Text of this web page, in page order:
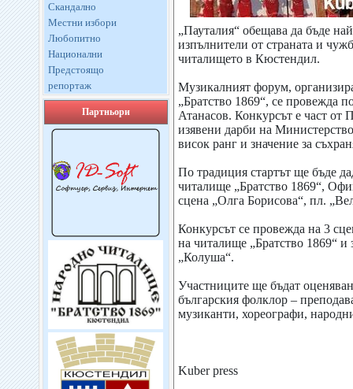
Скандално
Местни избори
Любопитно
Национални
Предстоящо
репортаж
Партньори
„Пауталия“ обещава да бъде
изпълнители от страната и
читалището в Кюстендил.
Музикалният форум,
„Братство 1869“, се провежда
Атанасов. Конкурсът е част от
изявени дарби на
висок ранг и значение за
По традиция стартът ще бъде
читалище „Братство 1869“,
сцена „Олга Борисова“, пл.
Конкурсът се провежда на 3
на читалище „Братство 1869“ и
„Колуша“.
Участниците ще бъдат
българския фолклор –
музиканти, хореографи,
Kuber press